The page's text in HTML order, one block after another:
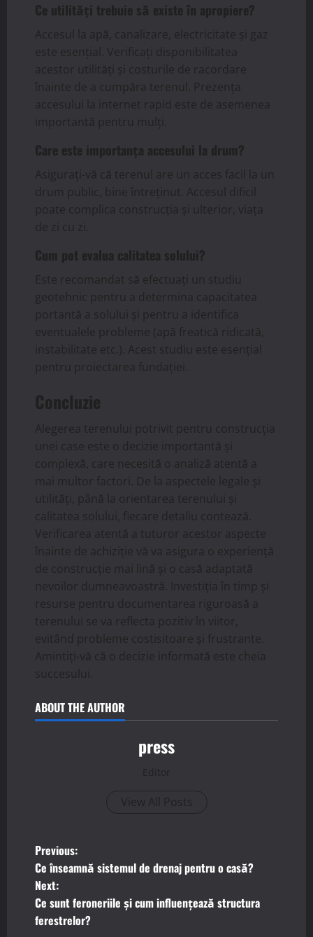
Ce utilități trebuie să existe în apropiere?
Accesul la apă, canalizare, electricitate și gaz
este esențial. Verificați disponibilitatea
acestor utilități și costurile de racordare
înainte de a cumpăra terenul. Prezența
accesului la internet rapid este de asemenea
importantă pentru mulți.
Care este importanța accesului la drum?
Asigurați-vă că terenul are un acces facil la un
drum public, bine întreținut. Accesul dificil
poate complica construcția și ulterior, viața
de zi cu zi.
Cum pot evalua calitatea solului?
Este recomandat să efectuați un studiu
geotehnic pentru a determina capacitatea
portantă a solului și pentru a identifica
eventualele probleme (apă freatică ridicată,
instabilitate etc.). Acest studiu este esențial
pentru proiectarea fundației.
Concluzie
Alegerea terenului potrivit pentru construcția
unei case este o decizie importantă și
complexă, care necesită o analiză atentă a
mai multor factori. De la aspectele legale și
utilități, până la orientarea terenului și
calitatea solului, fiecare detaliu contează.
Verificarea atentă a tuturor acestor aspecte
înainte de achiziție vă va asigura o experiență
de construcție mai lină și o casă adaptată
nevoilor dumneavoastră. Investiția în timp și
resurse pentru documentarea riguroasă a
terenului se va reflecta pozitiv în viitor,
evitând probleme costisitoare și frustrante.
Amintiți-vă că o decizie informată este cheia
succesului.
ABOUT THE AUTHOR
press
Editor
View All Posts
P
o
s
Previous:
Ce înseamnă sistemul de drenaj pentru o casă?
Next:
Ce sunt feroneriile și cum influențează structura
ferestrelor?